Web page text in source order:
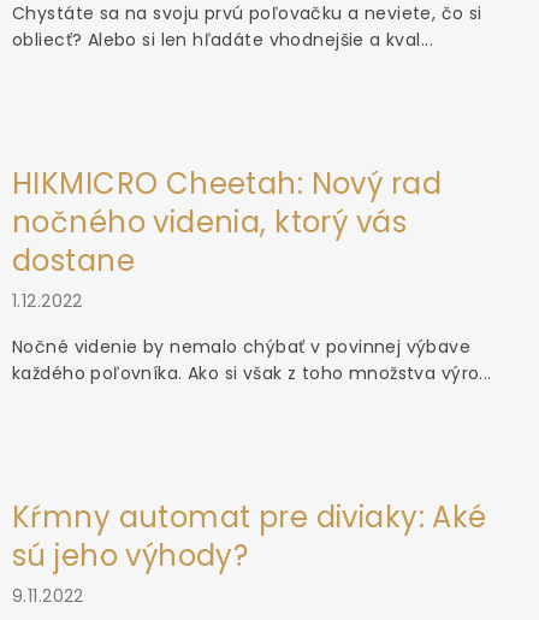
Chystáte sa na svoju prvú poľovačku a neviete, čo si
obliecť? Alebo si len hľadáte vhodnejšie a kval...
HIKMICRO Cheetah: Nový rad
nočného videnia, ktorý vás
dostane
1.12.2022
Nočné videnie by nemalo chýbať v povinnej výbave
každého poľovníka. Ako si však z toho množstva výro...
Kŕmny automat pre diviaky: Aké
sú jeho výhody?
9.11.2022